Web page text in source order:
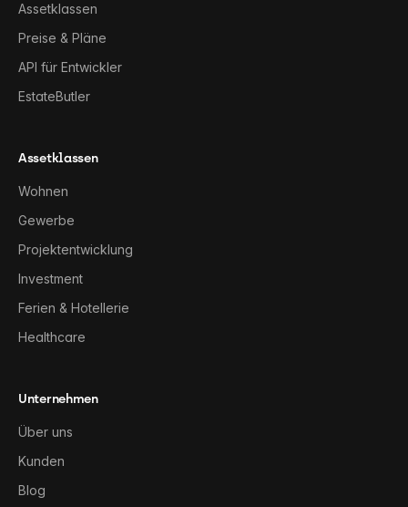
Assetklassen
Preise & Pläne
API für Entwickler
EstateButler
Assetklassen
Wohnen
Gewerbe
Projektentwicklung
Investment
Ferien & Hotellerie
Healthcare
Unternehmen
Über uns
Kunden
Blog